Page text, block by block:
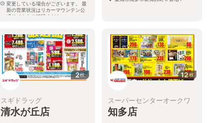
変更している場合がございます。 最
新の営業状況はリカーマウンテン公
式サイトをご確認ください。
2枚
スギドラッグ
清水が丘店
12枚
スーパーセンターオークワ
知多店